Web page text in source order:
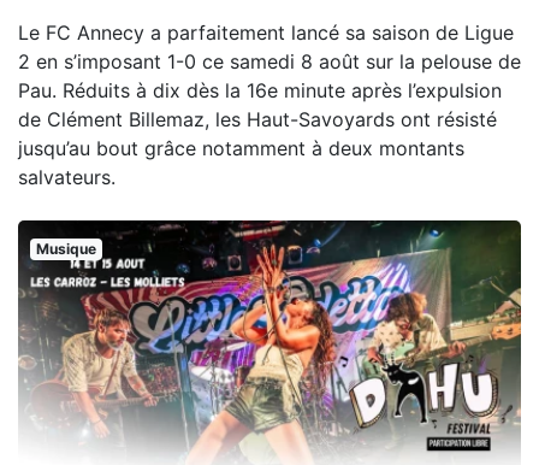
Le FC Annecy a parfaitement lancé sa saison de Ligue
2 en s’imposant 1-0 ce samedi 8 août sur la pelouse de
Pau. Réduits à dix dès la 16e minute après l’expulsion
de Clément Billemaz, les Haut-Savoyards ont résisté
jusqu’au bout grâce notamment à deux montants
salvateurs.
Musique